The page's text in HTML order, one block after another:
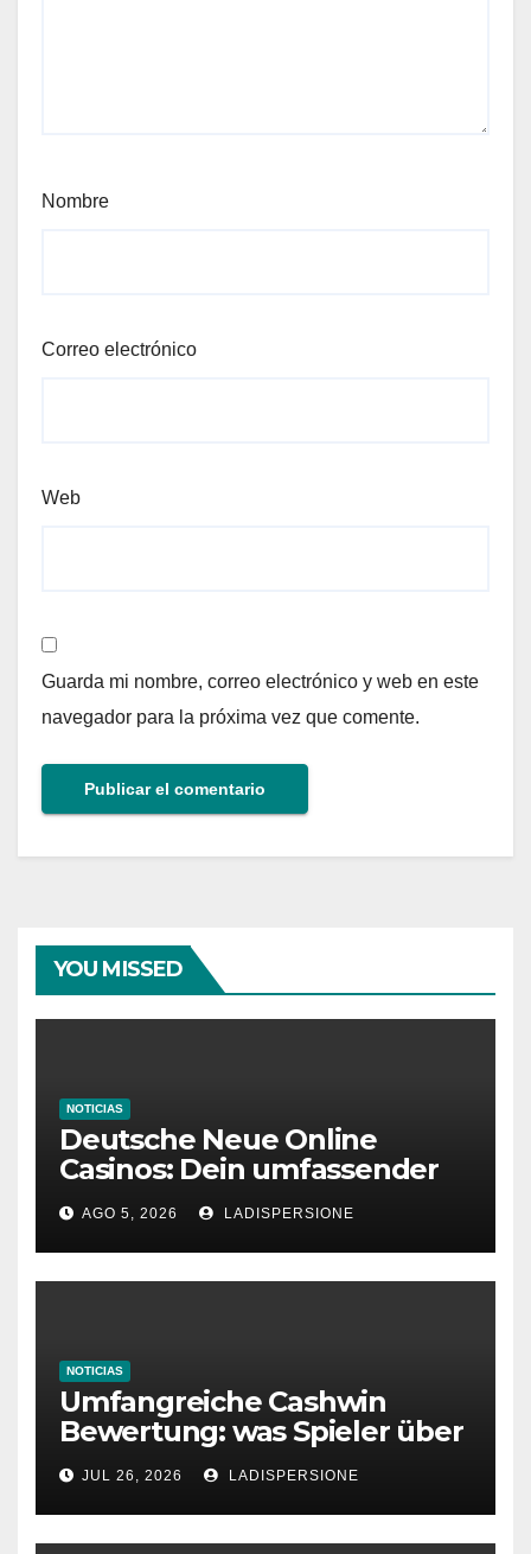
Nombre
Correo electrónico
Web
Guarda mi nombre, correo electrónico y web en este
navegador para la próxima vez que comente.
YOU MISSED
NOTICIAS
Deutsche Neue Online
Casinos: Dein umfassender
Ratgeber für moderne
Glücksspielplattformen
AGO 5, 2026 LADISPERSIONE
NOTICIAS
Umfangreiche Cashwin
Bewertung: was Spieler über
dieses Casino denken
JUL 26, 2026 LADISPERSIONE